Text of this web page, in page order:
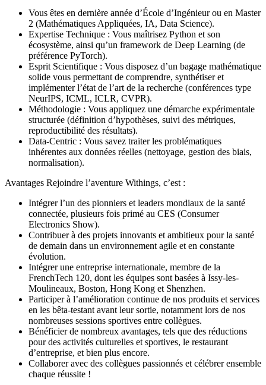
Vous êtes en dernière année d’École d’Ingénieur ou en Master
2 (Mathématiques Appliquées, IA, Data Science).
Expertise Technique : Vous maîtrisez Python et son
écosystème, ainsi qu’un framework de Deep Learning (de
préférence PyTorch).
Esprit Scientifique : Vous disposez d’un bagage mathématique
solide vous permettant de comprendre, synthétiser et
implémenter l’état de l’art de la recherche (conférences type
NeurIPS, ICML, ICLR, CVPR).
Méthodologie : Vous appliquez une démarche expérimentale
structurée (définition d’hypothèses, suivi des métriques,
reproductibilité des résultats).
Data-Centric : Vous savez traiter les problématiques
inhérentes aux données réelles (nettoyage, gestion des biais,
normalisation).
Avantages Rejoindre l’aventure Withings, c’est :
Intégrer l’un des pionniers et leaders mondiaux de la santé
connectée, plusieurs fois primé au CES (Consumer
Electronics Show).
Contribuer à des projets innovants et ambitieux pour la santé
de demain dans un environnement agile et en constante
évolution.
Intégrer une entreprise internationale, membre de la
FrenchTech 120, dont les équipes sont basées à Issy-les-
Moulineaux, Boston, Hong Kong et Shenzhen.
Participer à l’amélioration continue de nos produits et services
en les bêta-testant avant leur sortie, notamment lors de nos
nombreuses sessions sportives entre collègues.
Bénéficier de nombreux avantages, tels que des réductions
pour des activités culturelles et sportives, le restaurant
d’entreprise, et bien plus encore.
Collaborer avec des collègues passionnés et célébrer ensemble
chaque réussite !